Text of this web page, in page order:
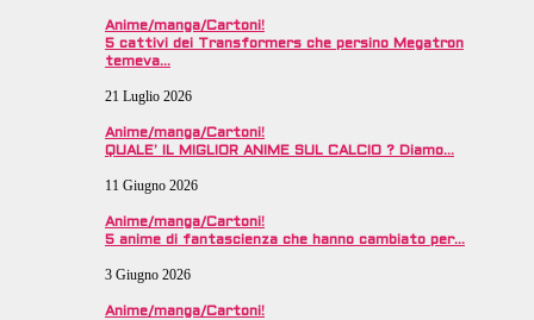
Anime/manga/Cartoni!
5 cattivi dei Transformers che persino Megatron
temeva…
21 Luglio 2026
Anime/manga/Cartoni!
QUALE’ IL MIGLIOR ANIME SUL CALCIO ? Diamo…
11 Giugno 2026
Anime/manga/Cartoni!
5 anime di fantascienza che hanno cambiato per…
3 Giugno 2026
Anime/manga/Cartoni!